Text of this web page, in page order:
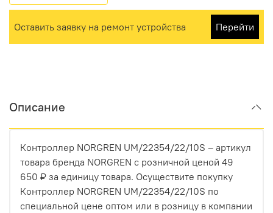
Оставить заявку на ремонт устройства Перейти
Описание
Контроллер NORGREN UM/22354/22/10S – артикул
товара бренда NORGREN с розничной ценой 49
650 ₽ за единицу товара. Осуществите покупку
Контроллер NORGREN UM/22354/22/10S по
специальной цене оптом или в розницу в компании